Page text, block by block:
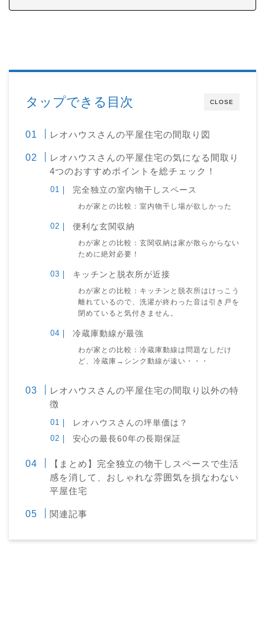
CLOSE
タップできる目次
レオハウスさんの平屋住宅の間取り図
レオハウスさんの平屋住宅の気になる間取り
4つのおすすめポイントを総チェック！
完全独立の室内物干しスペース
わが家との比較：室内物干し場が欲しかった
便利な玄関収納
わが家との比較：玄関収納は家が散らからない
ために絶対必要！
キッチンと脱衣所が近接
わが家との比較：キッチンと脱衣所はけっこう
離れているので、洗濯が終わった音は引き戸を
閉めていると気付きません。
冷蔵庫動線が最強
わが家との比較：冷蔵庫動線は問題なしだけ
ど、冷蔵庫→シンク動線が遠い・・・
レオハウスさんの平屋住宅の間取り以外の特
徴
レオハウスさんの坪単価は？
安心の最長60年の長期保証
【まとめ】完全独立の物干しスペースで生活
感を消して、おしゃれな雰囲気を損なわない
平屋住宅
関連記事